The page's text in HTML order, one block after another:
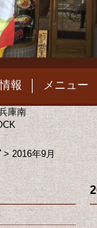
報 メニュー
庫南
> 2016年9月